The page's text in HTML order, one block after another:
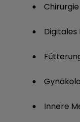
Chirurgie
Digitales
Innere